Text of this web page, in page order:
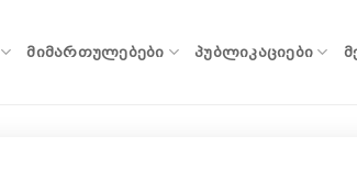
ᲛᲘᲛᲐᲠᲗᲣᲚᲔᲑᲔᲑᲘ ᲞᲣᲑᲚᲘᲙᲐᲪᲘᲔᲑᲘ